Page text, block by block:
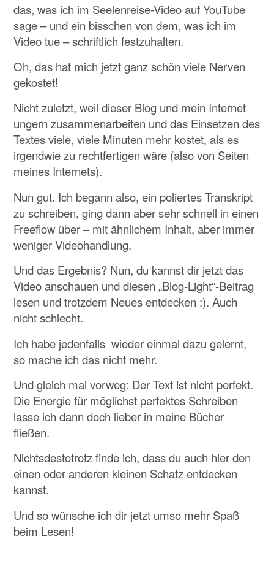
das, was ich im Seelenreise-Video auf YouTube
sage – und ein bisschen von dem, was ich im
Video tue – schriftlich festzuhalten.
Oh, das hat mich jetzt ganz schön viele Nerven
gekostet!
Nicht zuletzt, weil dieser Blog und mein Internet
ungern zusammenarbeiten und das Einsetzen des
Textes viele, viele Minuten mehr kostet, als es
irgendwie zu rechtfertigen wäre (also von Seiten
meines Internets).
Nun gut. Ich begann also, ein poliertes Transkript
zu schreiben, ging dann aber sehr schnell in einen
Freeflow über – mit ähnlichem Inhalt, aber immer
weniger Videohandlung.
Und das Ergebnis? Nun, du kannst dir jetzt das
Video anschauen und diesen „Blog-Light“-Beitrag
lesen und trotzdem Neues entdecken :). Auch
nicht schlecht.
Ich habe jedenfalls wieder einmal dazu gelernt,
so mache ich das nicht mehr.
Und gleich mal vorweg: Der Text ist nicht perfekt.
Die Energie für möglichst perfektes Schreiben
lasse ich dann doch lieber in meine Bücher
fließen.
Nichtsdestotrotz finde ich, dass du auch hier den
einen oder anderen kleinen Schatz entdecken
kannst.
Und so wünsche ich dir jetzt umso mehr Spaß
beim Lesen!